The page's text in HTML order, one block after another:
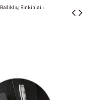
Rašiklių Rinkiniai